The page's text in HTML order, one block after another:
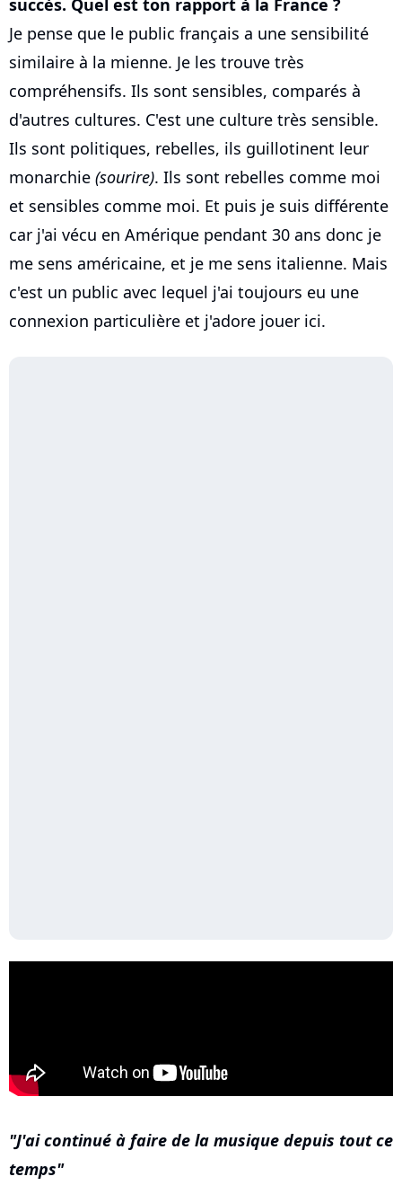
succès. Quel est ton rapport à la France ?
Je pense que le public français a une sensibilité
similaire à la mienne. Je les trouve très
compréhensifs. Ils sont sensibles, comparés à
d'autres cultures. C'est une culture très sensible.
Ils sont politiques, rebelles, ils guillotinent leur
monarchie (sourire). Ils sont rebelles comme moi
et sensibles comme moi. Et puis je suis différente
car j'ai vécu en Amérique pendant 30 ans donc je
me sens américaine, et je me sens italienne. Mais
c'est un public avec lequel j'ai toujours eu une
connexion particulière et j'adore jouer ici.
J'ai continué à faire de la musique depuis tout ce
temps